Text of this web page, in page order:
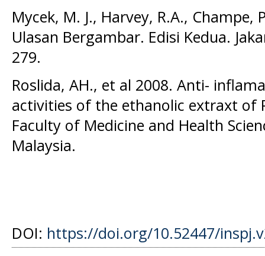
Mycek, M. J., Harvey, R.A., Champe,
Ulasan Bergambar. Edisi Kedua.
279.
Roslida, AH., et al 2008. Anti-
activities of the ethanolic extraxt of
Faculty of Medicine and Health
Malaysia.
DOI: https://doi.org/10.52447/